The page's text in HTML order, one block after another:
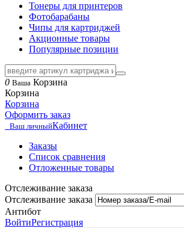
Тонеры для принтеров
Фотобарабаны
Чипы для картриджей
Акционные товары
Популярные позиции
0 Ваша Корзина
Корзина
Корзина
Оформить заказ
Ваш личныйКабинет
Заказы
Список сравнения
Отложенные товары
Отслеживание заказа
Отслеживание заказа
Антибот
ВойтиРегистрация